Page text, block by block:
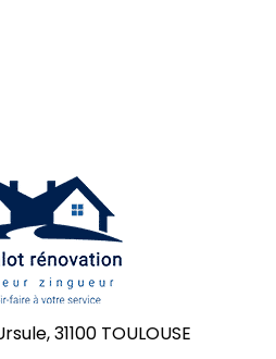
31100 TOULOUSE